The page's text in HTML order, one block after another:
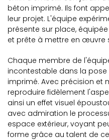
béton imprimé. Ils font
leur projet. L'équipe
présente sur place,
et prête à mettre en œuvre
Chaque membre de
incontestable dans la
imprimé. Avec précision et
reproduire fidèlement
ainsi un effet visuel
avec admiration le
espace extérieur, voyant
forme grâce au talent de